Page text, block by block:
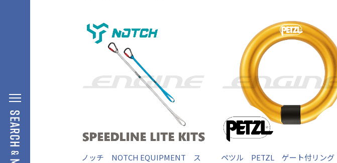
ノッチ NOTCH EQUIPMENT ス
ペツル PETZL ゲート付リング